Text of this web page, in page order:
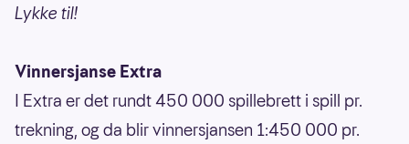
Lykke til!
Vinnersjanse Extra
I Extra er det rundt 450 000 spillebrett i spill pr.
trekning, og da blir vinnersjansen 1:450 000 pr.